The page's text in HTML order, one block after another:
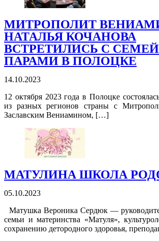
МИТРОПОЛИТ
НАТАЛЬЯ КОЧАНОВА
ВСТРЕТИЛИСЬ С
ПАРАМИ В ПОЛОЦКЕ
14.10.2023
12 октября 2023 года в Полоцке
из разных регионов страны с
Заславским Вениамином, […]
МАТУЛИНА ШКОЛА
05.10.2023
Матушка Вероника Сердюк —
семьи и материнства «Матуля»,
сохранению детородного здоровья,